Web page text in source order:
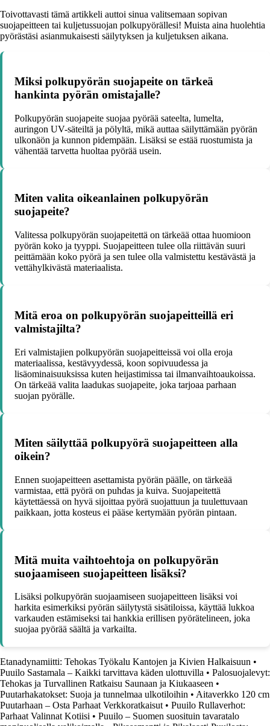
Toivottavasti tämä artikkeli auttoi sinua valitsemaan sopivan
suojapeitteen tai kuljetussuojan polkupyörällesi! Muista aina huolehtia
pyörästäsi asianmukaisesti säilytyksen ja kuljetuksen aikana.
Miksi polkupyörän suojapeite on tärkeä
hankinta pyörän omistajalle?
Polkupyörän suojapeite suojaa pyörää sateelta, lumelta,
auringon UV-säteiltä ja pölyltä, mikä auttaa säilyttämään pyörän
ulkonäön ja kunnon pidempään. Lisäksi se estää ruostumista ja
vähentää tarvetta huoltaa pyörää usein.
Miten valita oikeanlainen polkupyörän
suojapeite?
Valitessa polkupyörän suojapeitettä on tärkeää ottaa huomioon
pyörän koko ja tyyppi. Suojapeitteen tulee olla riittävän suuri
peittämään koko pyörä ja sen tulee olla valmistettu kestävästä ja
vettähylkivästä materiaalista.
Mitä eroa on polkupyörän suojapeitteillä eri
valmistajilta?
Eri valmistajien polkupyörän suojapeitteissä voi olla eroja
materiaalissa, kestävyydessä, koon sopivuudessa ja
lisäominaisuuksissa kuten heijastimissa tai ilmanvaihtoaukoissa.
On tärkeää valita laadukas suojapeite, joka tarjoaa parhaan
suojan pyörälle.
Miten säilyttää polkupyörä suojapeitteen alla
oikein?
Ennen suojapeitteen asettamista pyörän päälle, on tärkeää
varmistaa, että pyörä on puhdas ja kuiva. Suojapeitettä
käytettäessä on hyvä sijoittaa pyörä suojattuun ja tuulettuvaan
paikkaan, jotta kosteus ei pääse kertymään pyörän pintaan.
Mitä muita vaihtoehtoja on polkupyörän
suojaamiseen suojapeitteen lisäksi?
Lisäksi polkupyörän suojaamiseen suojapeitteen lisäksi voi
harkita esimerkiksi pyörän säilytystä sisätiloissa, käyttää lukkoa
varkauden estämiseksi tai hankkia erillisen pyörätelineen, joka
suojaa pyörää säältä ja varkailta.
Etanadynamiitti: Tehokas Työkalu Kantojen ja Kivien Halkaisuun •
Puuilo Sastamala – Kaikki tarvittava käden ulottuvilla • Palosuojalevyt:
Tehokas ja Turvallinen Ratkaisu Saunaan ja Kiukaaseen •
Puutarhakatokset: Suoja ja tunnelmaa ulkotiloihin • Aitaverkko 120 cm
Puutarhaan – Osta Parhaat Verkkoratkaisut• Puuilo Rullaverhot:
Parhaat Valinnat Kotiisi • Puuilo – Suomen suosituin tavaratalo